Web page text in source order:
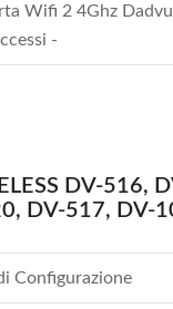
Wifi 2 4Ghz
-
DV-516,
DV-517, DV-
Configurazione